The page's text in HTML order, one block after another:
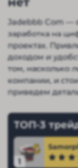
Jadebbb Com —
заработка на
проектах.
доходом и
том, насколько
компании, и
приведем
ТОП-3
1